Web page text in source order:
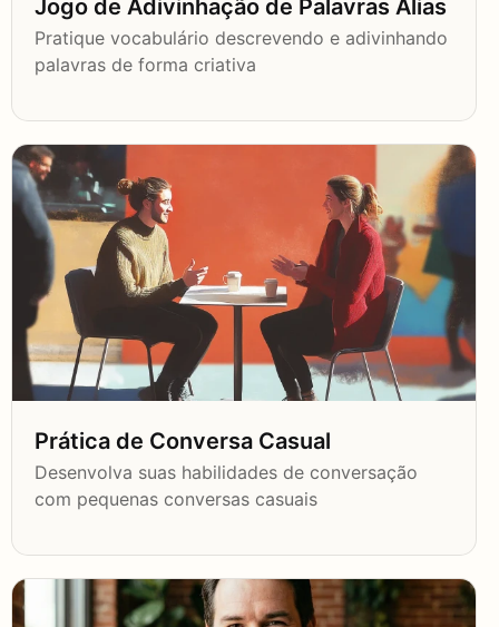
Jogo de Adivinhação de Palavras Alias
Pratique vocabulário descrevendo e adivinhando
palavras de forma criativa
Prática de Conversa Casual
Desenvolva suas habilidades de conversação
com pequenas conversas casuais